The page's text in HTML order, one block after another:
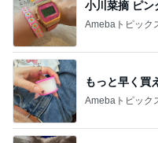
小川菜摘 ピン
Amebaトピック
もっと早く買
Amebaトピック